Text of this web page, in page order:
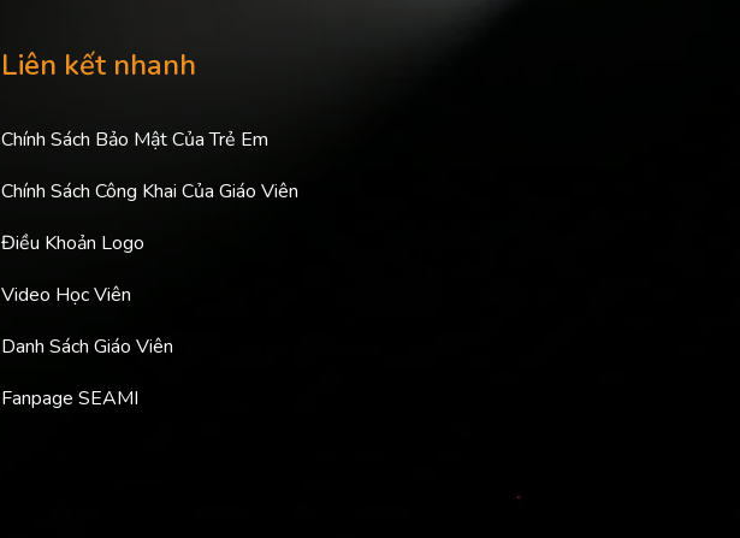
Liên kết nhanh
Chính Sách Bảo Mật Của Trẻ Em
Chính Sách Công Khai Của Giáo Viên
Điều Khoản Logo
Video Học Viên
Danh Sách Giáo Viên
Fanpage SEAMI